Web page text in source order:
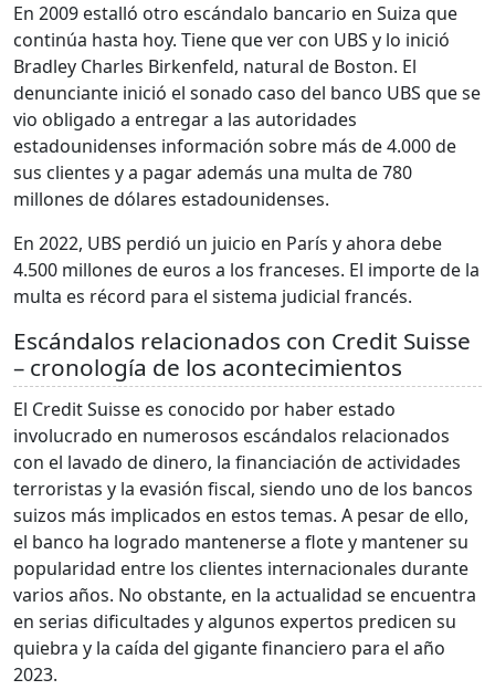
En 2009 estalló otro escándalo bancario en Suiza que
continúa hasta hoy. Tiene que ver con UBS y lo inició
Bradley Charles Birkenfeld, natural de Boston. El
denunciante inició el sonado caso del banco UBS que se
vio obligado a entregar a las autoridades
estadounidenses información sobre más de 4.000 de
sus clientes y a pagar además una multa de 780
millones de dólares estadounidenses.
En 2022, UBS perdió un juicio en París y ahora debe
4.500 millones de euros a los franceses. El importe de la
multa es récord para el sistema judicial francés.
Escándalos relacionados con Credit Suisse
– cronología de los acontecimientos
El Credit Suisse es conocido por haber estado
involucrado en numerosos escándalos relacionados
con el lavado de dinero, la financiación de actividades
terroristas y la evasión fiscal, siendo uno de los bancos
suizos más implicados en estos temas. A pesar de ello,
el banco ha logrado mantenerse a flote y mantener su
popularidad entre los clientes internacionales durante
varios años. No obstante, en la actualidad se encuentra
en serias dificultades y algunos expertos predicen su
quiebra y la caída del gigante financiero para el año
2023.